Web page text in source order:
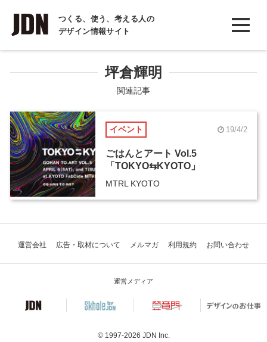
つくる、使う、考える人の
デザイン情報サイト
INTERVIEW
インタビュー
COLUMN
コラム
坪倉輝明
関連記事
イベント 19/4/2
ごはんとアート Vol.5
「TOKYO⇆KYOTO」
MTRL KYOTO
運営会社 広告・取材について メルマガ 利用規約 お問い合わせ
運営メディア
© 1997-2026 JDN Inc.